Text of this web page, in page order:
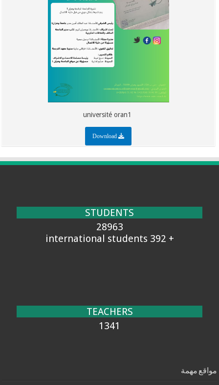
université oran1
STUDENTS
28963
+ 392 international students
TEACHERS
1341
مواقع مهمة